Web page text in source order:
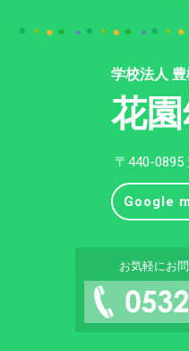
学校法人
花
〒440-0895
Google
お気軽にお